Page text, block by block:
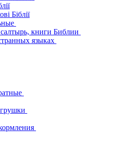
Біблії
книги Библии
языках